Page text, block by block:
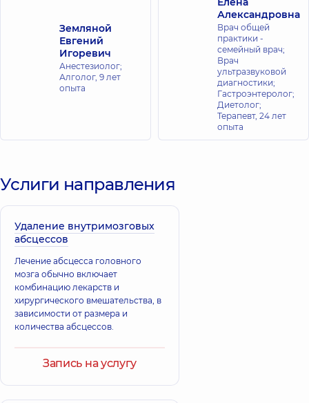
Земляной
Евгений
Игоревич
Анестезиолог;
Алголог, 9 лет
опыта
Александровна
Врач общей
практики -
семейный врач;
Врач
ультразвуковой
диагностики;
Гастроэнтеролог;
Диетолог;
Терапевт, 24 лет
опыта
Услиги направления
Удаление внутримозговых
абсцессов
Лечение абсцесса головного
мозга обычно включает
комбинацию лекарств и
хирургического вмешательства, в
зависимости от размера и
количества абсцессов.
Запись на услугу